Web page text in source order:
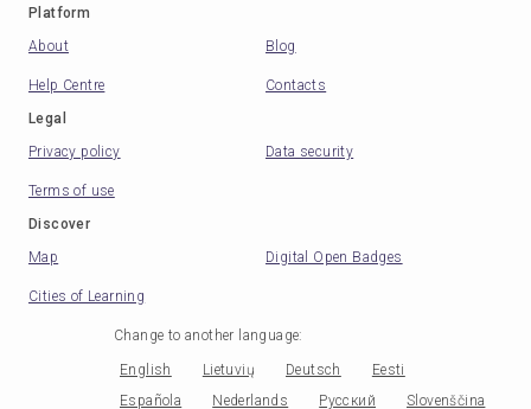
Platform
About
Blog
Help Centre
Contacts
Legal
Privacy policy
Data security
Terms of use
Discover
Map
Digital Open Badges
Cities of Learning
Change to another language:
English Lietuvių Deutsch
Eesti
Española
Nederlands Русский
Slovenščina